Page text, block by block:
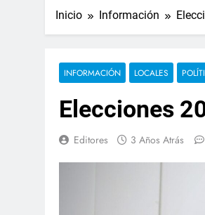
Inicio Información
INFORMACIÓN LOCALES
Elecciones
Editores 3 Años Atrás